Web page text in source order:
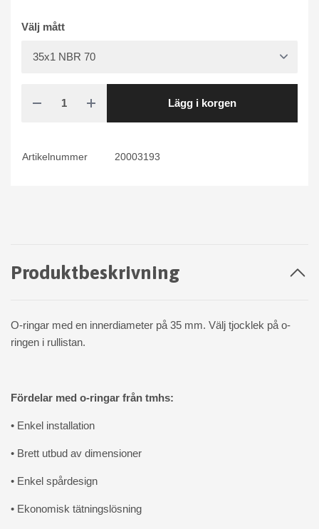
Välj mått
Lägg i korgen
Artikelnummer 20003193
Produktbeskrivning
O-ringar med en innerdiameter på 35 mm. Välj tjocklek på o-
ringen i rullistan.
Fördelar med o-ringar från tmhs:
• Enkel installation
• Brett utbud av dimensioner
• Enkel spårdesign
• Ekonomisk tätningslösning